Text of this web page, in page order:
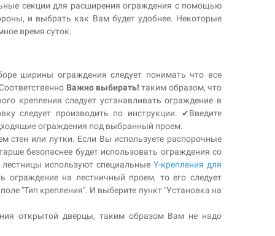
секции для расширения ограждения с помощью
и выбрать как Вам будет удобнее. Некоторые
время суток.
ширины ограждения следует понимать что все
Важно выбирать! таким образом, что
крепления следует устанавливать ограждение в
следует производить по инструкции. ✔Введите
ограждения под выбранный проем.
стен или лутки. Если Вы используете распорочные
безопаснее будет использовать ограждения со
используют специальные Y-крепления для
на лестничный проем, то его следует
"Тип крепления". И выберите пункт "Установка на
открытой дверцы, таким образом Вам не надо